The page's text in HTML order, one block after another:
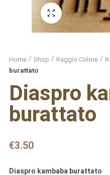
Schermo intero
Home Shop Raggio Colore
burattato
Diaspro
burattato
€3.50
Diaspro kambaba burattato